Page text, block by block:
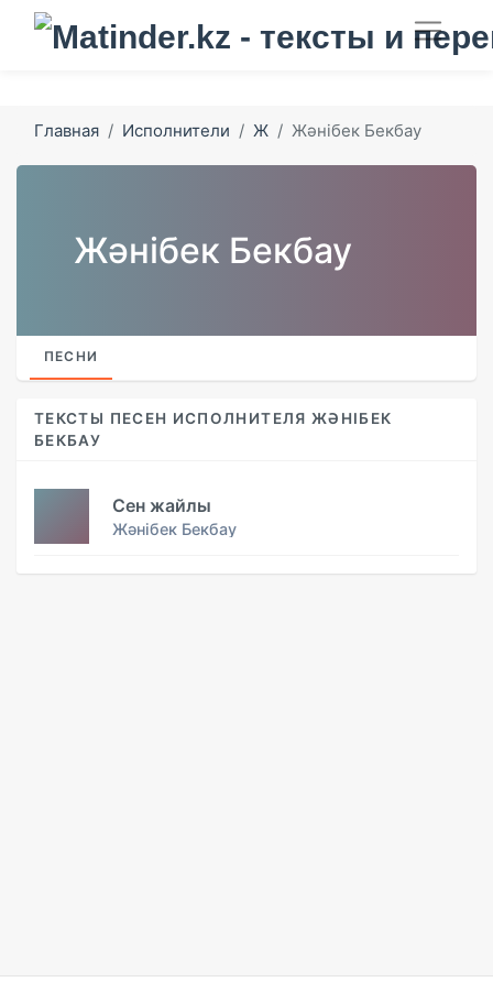
Главная Исполнители Ж Жәнібек Бекбау
Жәнібек Бекбау
ПЕСНИ
ТЕКСТЫ ПЕСЕН ИСПОЛНИТЕЛЯ ЖӘНІБЕК
БЕКБАУ
Сен жайлы
Жәнібек Бекбау